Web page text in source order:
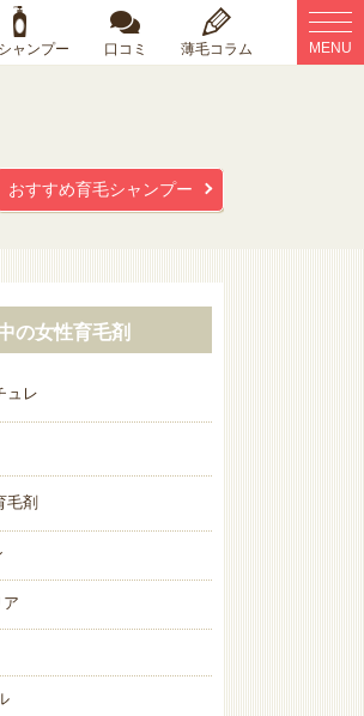
MENU
ャンプー 口コミ 薄毛コラム
おすすめ育毛シャンプー
の女性育毛剤
ュレ
毛剤
ア